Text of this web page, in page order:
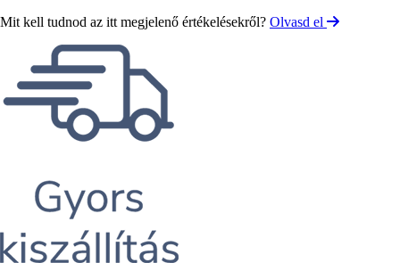
Mit kell tudnod az itt megjelenő értékelésekről? Olvasd el